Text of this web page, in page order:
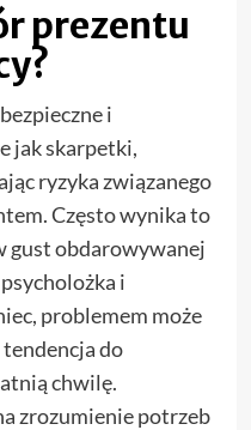
prezentu
i
jak skarpetki,
ryzyka związanego
Często wynika to
gust obdarowywanej
i
problemem może
do
chwilę.
zrozumienie potrzeb